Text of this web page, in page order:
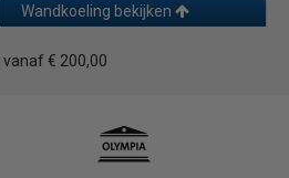
Wandkoeling bekijken
vanaf € 200,00